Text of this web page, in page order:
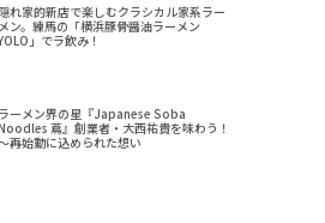
隠れ家的新店で楽しむクラシカル家系ラー
メン。練馬の「横浜豚骨醤油ラーメン
」でラ飲み！
ラーメン界の星『Japanese Soba
蔦』創業者・大西祐貴を味わう！
再始動に込められた想い